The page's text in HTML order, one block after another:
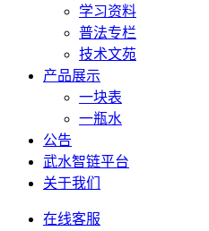
学习资料
普法专栏
技术文苑
产品展示
一块表
一瓶水
公告
武水智链平台
关于我们
在线客服